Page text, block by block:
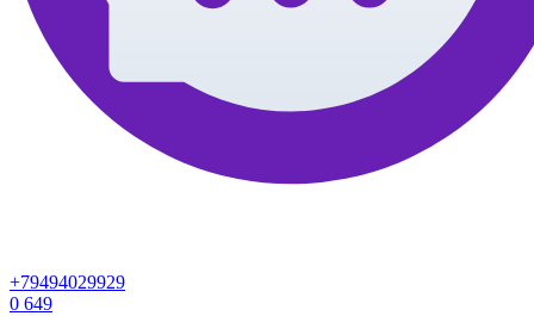
+79494029929
0 649